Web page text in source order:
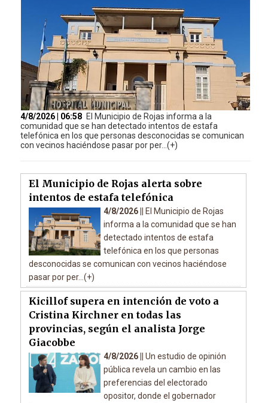
4/8/2026 | 06:58 El Municipio de Rojas informa a la
comunidad que se han detectado intentos de estafa
telefónica en los que personas desconocidas se comunican
con vecinos haciéndose pasar por per...(+)
El Municipio de Rojas alerta sobre
intentos de estafa telefónica
4/8/2026 ||
El Municipio de Rojas
informa a la comunidad que se han
detectado intentos de estafa
telefónica en los que personas
desconocidas se comunican con vecinos haciéndose
pasar por per...(+)
Kicillof supera en intención de voto a
Cristina Kirchner en todas las
provincias, según el analista Jorge
Giacobbe
4/8/2026 || Un estudio de opinión
pública revela un cambio en las
preferencias del electorado
opositor, donde el gobernador